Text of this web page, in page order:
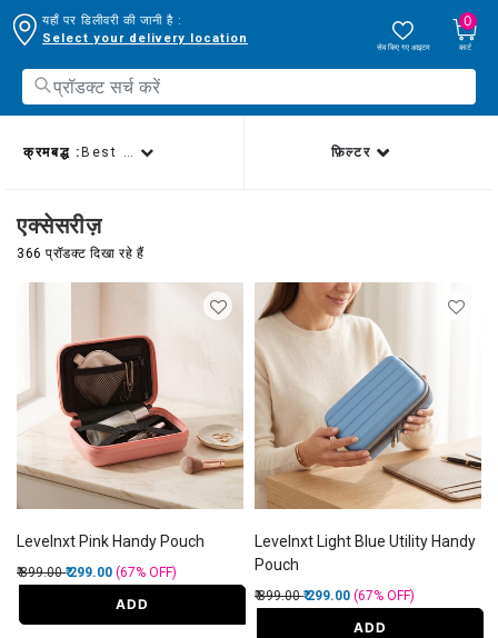
यहाँ पर डिलीवरी की जानी है :
Select your delivery location
सेव किए गए आइटम
0
कार्ट
एक्सेसरीज़
366 प्रॉडक्ट दिखा रहे हैं
क्रमबद्ध : Best sellers फ़िल्टर
Levelnxt Pink Handy Pouch
Price reduced from
₹ 899.00to
₹ 299.00 (67% OFF)
ADD
Levelnxt Light Blue Utility Handy
Pouch
Price reduced from
₹ 899.00to
₹ 299.00 (67% OFF)
ADD